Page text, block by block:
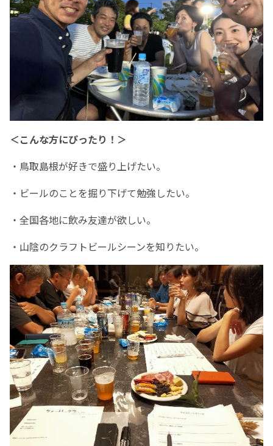
＜こんな方にぴったり！＞
・鳥取島根が好きで盛り上げたい。
・ビールのことを掘り下げて勉強したい。
・全国各地に飲み友達が欲しい。
・山陰のクラフトビールシーンを知りたい。